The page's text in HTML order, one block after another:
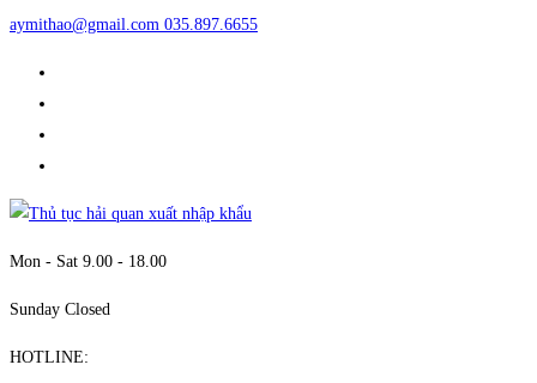
aymithao@gmail.com 035.897.6655
Mon - Sat 9.00 - 18.00
Sunday Closed
HOTLINE: